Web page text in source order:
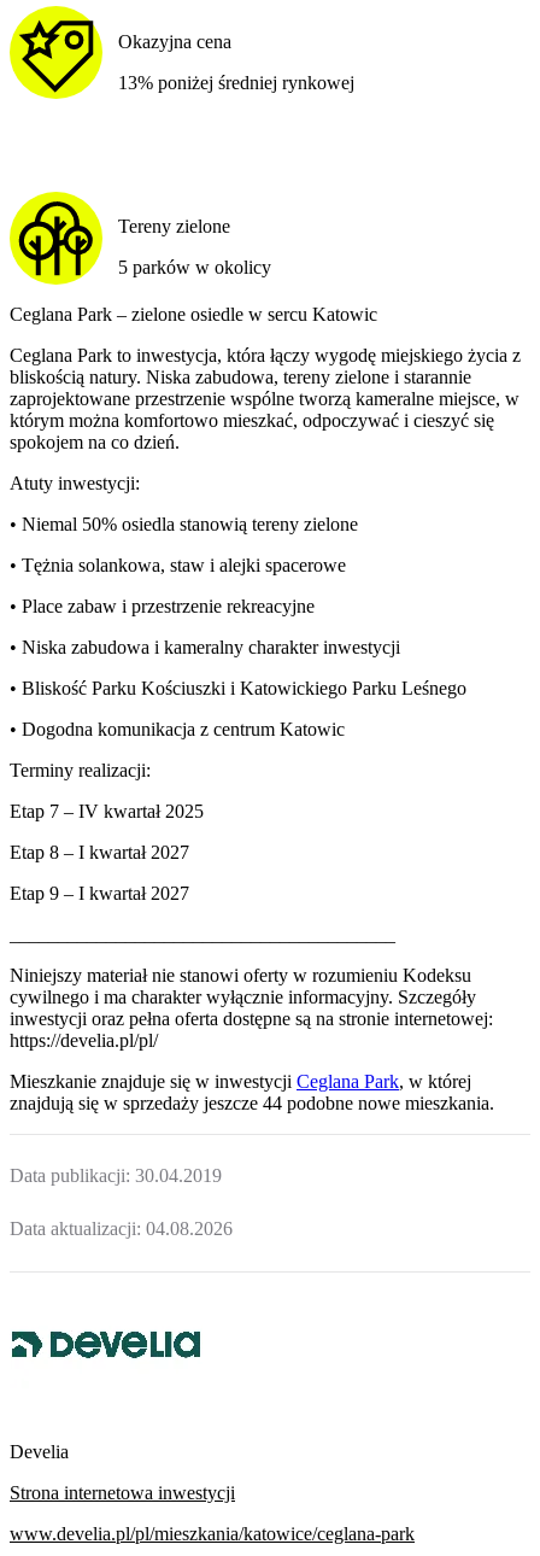
Okazyjna cena
13% poniżej średniej rynkowej
Tereny zielone
5 parków w okolicy
Ceglana Park – zielone osiedle w sercu Katowic
Ceglana Park to inwestycja, która łączy wygodę miejskiego życia z
bliskością natury. Niska zabudowa, tereny zielone i starannie
zaprojektowane przestrzenie wspólne tworzą kameralne miejsce, w
którym można komfortowo mieszkać, odpoczywać i cieszyć się
spokojem na co dzień.
Atuty inwestycji:
• Niemal 50% osiedla stanowią tereny zielone
• Tężnia solankowa, staw i alejki spacerowe
• Place zabaw i przestrzenie rekreacyjne
• Niska zabudowa i kameralny charakter inwestycji
• Bliskość Parku Kościuszki i Katowickiego Parku Leśnego
• Dogodna komunikacja z centrum Katowic
Terminy realizacji:
Etap 7 – IV kwartał 2025
Etap 8 – I kwartał 2027
Etap 9 – I kwartał 2027
Niniejszy materiał nie stanowi oferty w rozumieniu Kodeksu
cywilnego i ma charakter wyłącznie informacyjny. Szczegóły
inwestycji oraz pełna oferta dostępne są na stronie internetowej:
https://develia.pl/pl/
Mieszkanie znajduje się w inwestycji Ceglana Park, w której
znajdują się w sprzedaży jeszcze 44 podobne nowe mieszkania.
Data publikacji: 30.04.2019
Data aktualizacji: 04.08.2026
Develia
Strona internetowa inwestycji
www.develia.pl/pl/mieszkania/katowice/ceglana-park